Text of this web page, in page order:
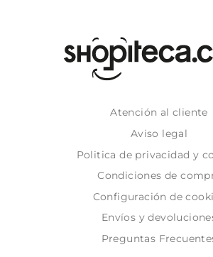
Atención al cliente
Aviso legal
Politica de privacidad y
Condiciones de
Configuración de
Envíos y
Preguntas